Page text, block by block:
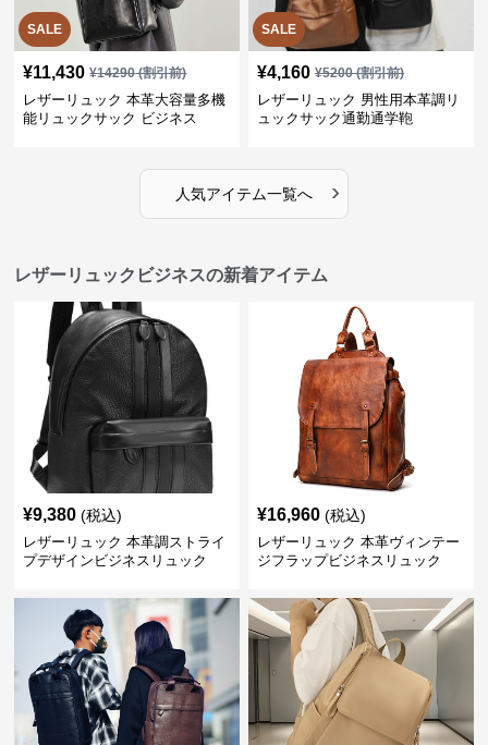
SALE
¥11,430 ¥14290(割引前)
レザーリュック 本革大容量多機
能リュックサック ビジネス
SALE
¥4,160 ¥5200(割引前)
レザーリュック 男性用本革調リ
ュックサック通勤通学鞄
人気アイテム一覧へ ›
レザーリュックビジネスの新着アイテム
¥9,380 (税込)
レザーリュック 本革調ストライ
プデザインビジネスリュック
¥16,960 (税込)
レザーリュック 本革ヴィンテー
ジフラップビジネスリュック